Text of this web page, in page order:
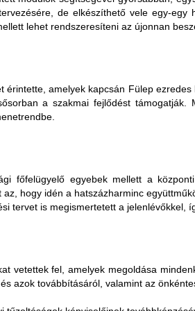
de elkészíthető vele egy-
lehet rendszeresíteni az újonnan
amelyek kapcsán Fülep
a szakmai fejlődést
főfelügyelő egyebek mellett a
hogy idén a hatszázharminc
tervet is megismertetett a jelenlévőkkel,
vetettek fel, amelyek megoldása
azok továbbításáról, valamint az